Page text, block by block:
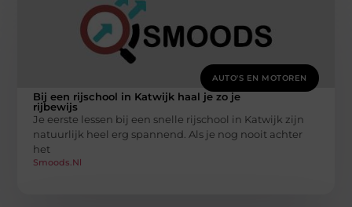
AUTO'S EN MOTOREN
Bij een rijschool in Katwijk haal je zo je
rijbewijs
Je eerste lessen bij een snelle rijschool in Katwijk zijn
natuurlijk heel erg spannend. Als je nog nooit achter
het
Smoods.nl